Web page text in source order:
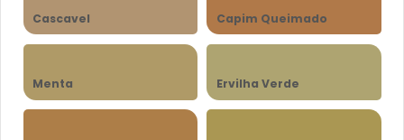
Cascavel Capim Queimado
Menta Ervilha Verde